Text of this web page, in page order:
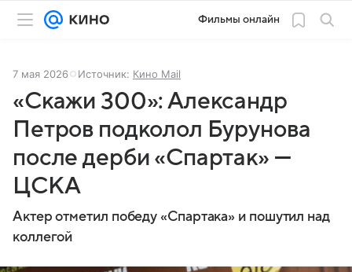
Фильмы онлайн
7 мая 2026 Источник: Кино Mail
«Скажи 300»: Александр
Петров подколол Бурунова
после дерби «Спартак» —
ЦСКА
Актер отметил победу «Спартака» и пошутил над
коллегой